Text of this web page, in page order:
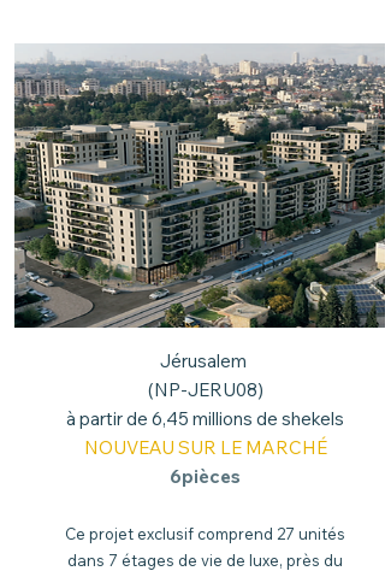
Jérusalem
(NP-JERU08)
à partir de 6,45 millions de shekels
NOUVEAU SUR LE MARCHÉ
6pièces
Ce projet exclusif comprend 27 unités
dans 7 étages de vie de luxe, près du